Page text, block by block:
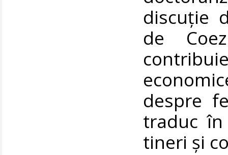
discuție
de
despre
traduc
tineri și